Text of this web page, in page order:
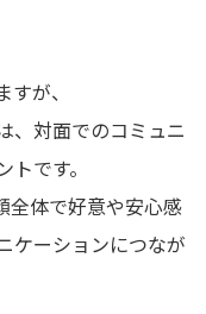
が、
、対面でのコミュニ
です。
全体で好意や安心感
ケーションにつなが